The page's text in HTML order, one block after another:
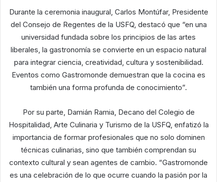
Durante la ceremonia inaugural, Carlos Montúfar, Presidente
del Consejo de Regentes de la USFQ, destacó que “en una
universidad fundada sobre los principios de las artes
liberales, la gastronomía se convierte en un espacio natural
para integrar ciencia, creatividad, cultura y sostenibilidad.
Eventos como Gastromonde demuestran que la cocina es
también una forma profunda de conocimiento”.
Por su parte, Damián Ramia, Decano del Colegio de
Hospitalidad, Arte Culinaria y Turismo de la USFQ, enfatizó la
importancia de formar profesionales que no solo dominen
técnicas culinarias, sino que también comprendan su
contexto cultural y sean agentes de cambio. “Gastromonde
es una celebración de lo que ocurre cuando la pasión por la